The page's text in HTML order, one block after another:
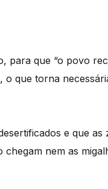
para que “o povo
o que torna
e que as
chegam nem as